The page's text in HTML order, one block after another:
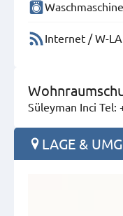
Waschmaschine
Internet / W-
Süleyman Inci
LAGE &